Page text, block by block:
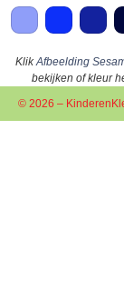
KlikAfbeelding
bekijken of kleur
© 2026 –